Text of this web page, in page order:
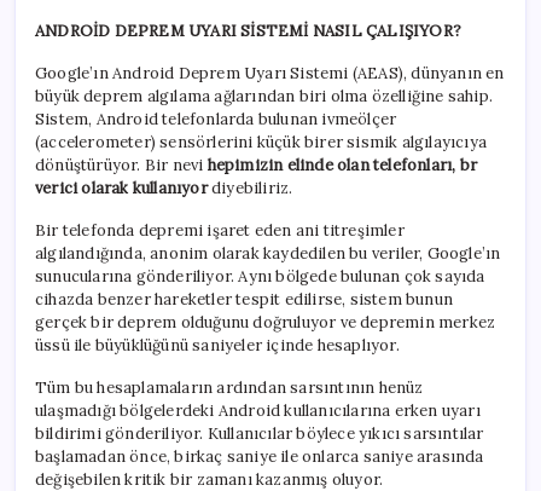
ANDROİD DEPREM UYARI SİSTEMİ NASIL ÇALIŞIYOR?
Google’ın Android Deprem Uyarı Sistemi (AEAS), dünyanın en
büyük deprem algılama ağlarından biri olma özelliğine sahip.
Sistem, Android telefonlarda bulunan ivmeölçer
(accelerometer) sensörlerini küçük birer sismik algılayıcıya
dönüştürüyor. Bir nevi hepimizin elinde olan telefonları, br
verici olarak kullanıyordiyebiliriz.
Bir telefonda depremi işaret eden ani titreşimler
algılandığında, anonim olarak kaydedilen bu veriler, Google’ın
sunucularına gönderiliyor. Aynı bölgede bulunan çok sayıda
cihazda benzer hareketler tespit edilirse, sistem bunun
gerçek bir deprem olduğunu doğruluyor ve depremin merkez
üssü ile büyüklüğünü saniyeler içinde hesaplıyor.
Tüm bu hesaplamaların ardından sarsıntının henüz
ulaşmadığı bölgelerdeki Android kullanıcılarına erken uyarı
bildirimi gönderiliyor. Kullanıcılar böylece yıkıcı sarsıntılar
başlamadan önce, birkaç saniye ile onlarca saniye arasında
değişebilen kritik bir zamanı kazanmış oluyor.